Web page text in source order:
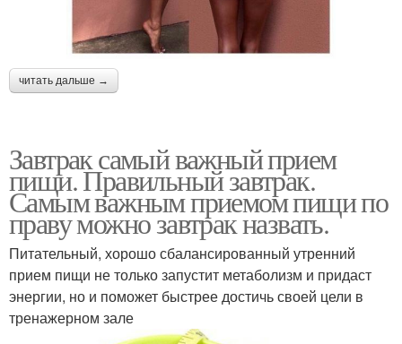
читать дальше →
Завтрак самый важный прием
пищи. Правильный завтрак.
Самым важным приемом пищи по
праву можно завтрак назвать.
Питательный, хорошо сбалансированный утренний
прием пищи не только запустит метаболизм и придаст
энергии, но и поможет быстрее достичь своей цели в
тренажерном зале